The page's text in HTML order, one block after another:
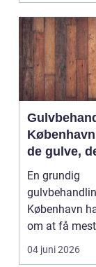
de gulve,
brug for
førstehjælp
En grundig
København
om at få
kvalitet og
04 juni 2026